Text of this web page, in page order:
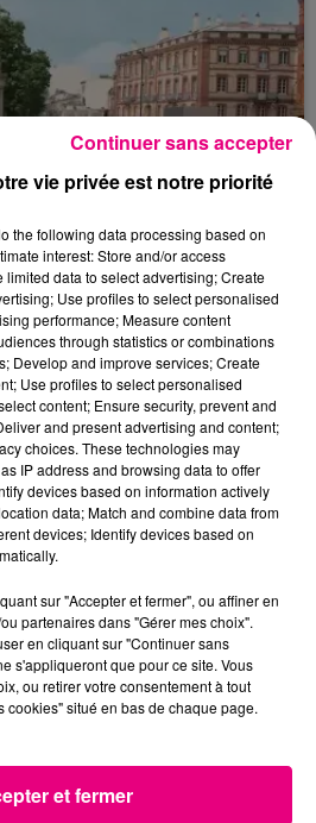
perturbée dans le
Verdier...
vie privée est notre priorité
the following data processing based on
interest: Store and/or access
data to select advertising; Create
Use profiles to select personalised
performance; Measure content
through statistics or combinations
Develop and improve services; Create
Use profiles to select personalised
content; Ensure security, prevent and
and present advertising and content;
choices. These technologies may
IP address and browsing data to offer
devices based on information actively
data; Match and combine data from
devices; Identify devices based on
sur "Accepter et fermer", ou affiner en
partenaires dans "Gérer mes choix".
en cliquant sur "Continuer sans
s'appliqueront que pour ce site. Vous
ou retirer votre consentement à tout
cookies" situé en bas de chaque page.
et fermer
Continuer sans accepter